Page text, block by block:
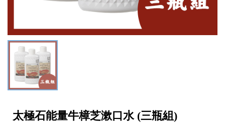
太極石能量牛樟芝漱口水 (三瓶組)